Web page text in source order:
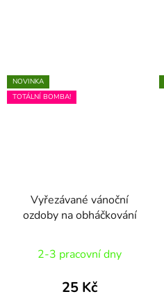
NOVINKA
TOTÁLNÍ BOMBA!
Vyřezávané vánoční
ozdoby na obháčkování
2-3 pracovní dny
25 Kč